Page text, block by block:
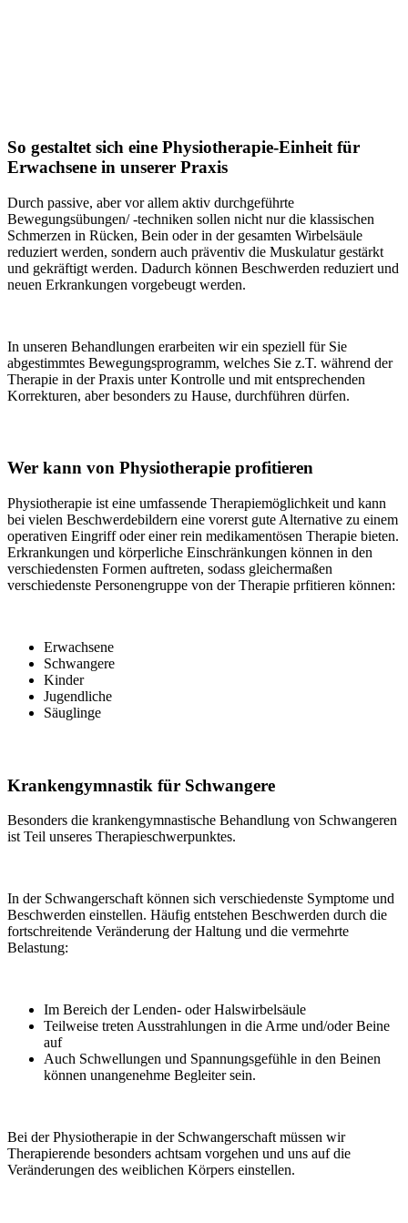
So gestaltet sich eine Physiotherapie-Einheit für
Erwachsene in unserer Praxis
Durch passive, aber vor allem aktiv durchgeführte
Bewegungsübungen/ -techniken sollen nicht nur die klassischen
Schmerzen in Rücken, Bein oder in der gesamten Wirbelsäule
reduziert werden, sondern auch präventiv die Muskulatur gestärkt
und gekräftigt werden. Dadurch können Beschwerden reduziert und
neuen Erkrankungen vorgebeugt werden.
In unseren Behandlungen erarbeiten wir ein speziell für Sie
abgestimmtes Bewegungsprogramm, welches Sie z.T. während der
Therapie in der Praxis unter Kontrolle und mit entsprechenden
Korrekturen, aber besonders zu Hause, durchführen dürfen.
Wer kann von Physiotherapie profitieren
Physiotherapie ist eine umfassende Therapiemöglichkeit und kann
bei vielen Beschwerdebildern eine vorerst gute Alternative zu einem
operativen Eingriff oder einer rein medikamentösen Therapie bieten.
Erkrankungen und körperliche Einschränkungen können in den
verschiedensten Formen auftreten, sodass gleichermaßen
verschiedenste Personengruppe von der Therapie prfitieren können:
Erwachsene
Schwangere
Kinder
Jugendliche
Säuglinge
Krankengymnastik für Schwangere
Besonders die krankengymnastische Behandlung von Schwangeren
ist Teil unseres Therapieschwerpunktes.
In der Schwangerschaft können sich verschiedenste Symptome und
Beschwerden einstellen. Häufig entstehen Beschwerden durch die
fortschreitende Veränderung der Haltung und die vermehrte
Belastung:
Im Bereich der Lenden- oder Halswirbelsäule
Teilweise treten Ausstrahlungen in die Arme und/oder Beine
auf
Auch Schwellungen und Spannungsgefühle in den Beinen
können unangenehme Begleiter sein.
Bei der Physiotherapie in der Schwangerschaft müssen wir
Therapierende besonders achtsam vorgehen und uns auf die
Veränderungen des weiblichen Körpers einstellen.